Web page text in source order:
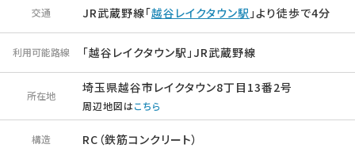
交通 JR武蔵野線「越谷レイクタウン駅 」より徒歩で4分
利用可能路線 「越谷レイクタウン駅」JR武蔵野線
所在地
埼玉県越谷市レイクタウン8丁目13番2号
周辺地図はこちら
構造 RC（鉄筋コンクリート）